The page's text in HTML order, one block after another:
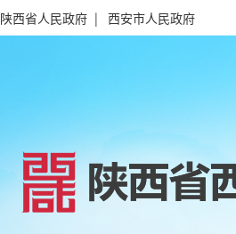
陕西省人民政府 | 西安市人民政府